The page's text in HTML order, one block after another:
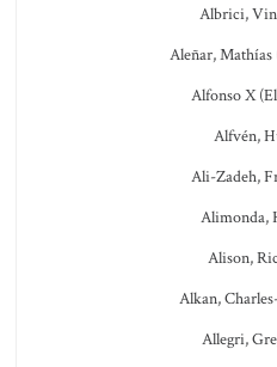
Albrici,
Aleñar,
Alfonso X
Alfvén,
Ali-Zadeh,
Alimonda,
Alison,
Alkan,
Allegri,